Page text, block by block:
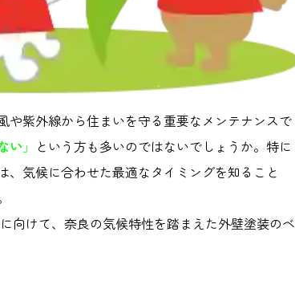
や紫外線から住まいを守る重要なメンテナンスで
い 」 という方も多いのではないでしょうか。特に
気候に合わせた最適なタイミングを知ること
向けて、奈良の気候特性を踏まえた外壁塗装のベ